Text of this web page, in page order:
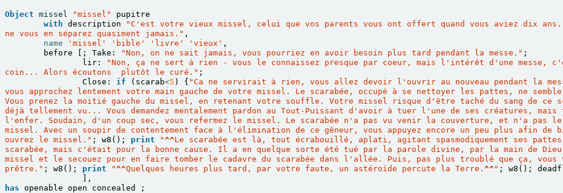
Object missel "missel"
pupitre
with description
"C'est votre vieux missel, celui que vos parents vous ont offert quand vous aviez dix
ne vous en séparez quasiment jamais." ,
name
'missel' 'bible' 'livre' 'vieux' ,
before
[; Take : "Non, on ne sait jamais, vous pourriez en avoir besoin plus tard pendant la messe." ;
lir :
"Non, ça ne sert à rien - vous le connaissez presque par coeur, mais l'intérêt d'une messe,
coin... Alors écoutons  plutôt le curé." ;
Close : if ( scarab<5 ) { "Ca ne servirait à rien, vous allez devoir l'ouvrir au nouveau pendant la
vous approchez lentement votre main gauche de votre missel. Le scarabée, occupé à se nettoyer les pattes, ne
Vous prenez la moitié gauche du missel, en retenant votre souffle. Votre missel risque d'être taché du sang de ce
déjà tellement vu... Vous demandez mentalement pardon au Tout-Puissant d'avoir à tuer l'une de ses créatures, mais
l'enfer. Soudain, d'un coup sec, vous refermez le missel. Le scarabée n'a pas vu venir la couverture, et n'a
missel. Avec un soupir de contentement face à l'élimination de ce gêneur, vous appuyez encore un peu plus afin
ouvrez le missel." ; w8 (); print "^^Le scarabée est là, tout écrabouillé, aplati, agitant spasmodiquement ses
scarabée, mais c'était pour la bonne cause. Il a en quelque sorte été tué par la parole divine, par la main de Dieu,
missel et le secouez pour en faire tomber le cadavre du scarabée dans l'allée. Puis, pas plus troublé que ça, vous
prêtre." ; w8 (); print "^^Quelques heures plus tard, par votre faute, un astéroïde percute la Terre. ^^" ; w8 ();
],
has
openable open concealed ;